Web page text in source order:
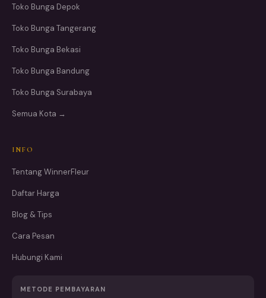
Toko Bunga Depok
Toko Bunga Tangerang
Toko Bunga Bekasi
Toko Bunga Bandung
Toko Bunga Surabaya
Semua Kota →
INFO
Tentang WinnerFleur
Daftar Harga
Blog & Tips
Cara Pesan
Hubungi Kami
METODE PEMBAYARAN